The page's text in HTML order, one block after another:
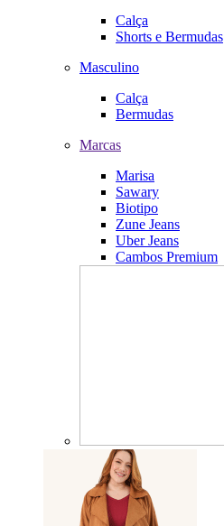
Calça
Shorts e Bermudas
Masculino
Calça
Bermudas
Marcas
Marisa
Sawary
Biotipo
Zune Jeans
Uber Jeans
Cambos Premium